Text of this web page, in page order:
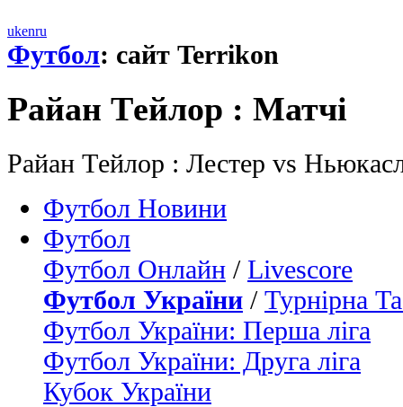
ukenru
Футбол: сайт Terrikon
Райан Тeйлор : Матчi
Райан Тeйлор : Лестер vs
Футбол Новини
Футбол
Футбол Онлайн / Livescore
Футбол України / Турнірна
Футбол України: Перша ліга
Футбол України: Друга ліга
Кубок України